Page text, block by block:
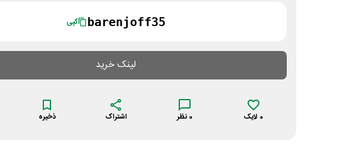
barenjoff35 کپی
لینک خرید
0 لایک 0 نظر اشتراک ذخیره